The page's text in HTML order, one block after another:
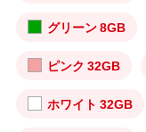
グリーン 8GB
ピンク 32GB
ホワイト 32GB